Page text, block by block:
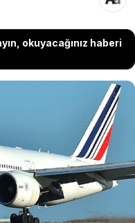
okuyacağınız haberi
yolcunun Ebola riski
fazla yolcusu olan
inişini engelledi. Rota
yapan uçak sonrası
üst seviyeye çıkararak